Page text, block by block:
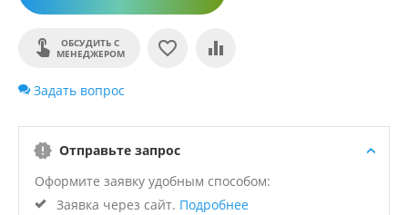
ОБСУДИТЬ С
МЕНЕДЖЕРОМ
Задать вопрос
Отправьте запрос
Оформите заявку удобным способом:
Заявка через сайт. Подробнее